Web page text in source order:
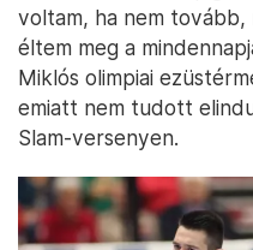
voltam, ha nem
éltem meg a
Miklós olimpiai
emiatt nem tudott
Slam-versenyen.